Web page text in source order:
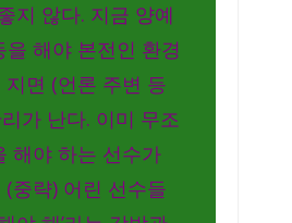
지 않다. 지금 양예
을 해야 본전인 환경
지면 (언론 주변 등
가 난다. 이미 무조
해야 하는 선수가
(중략) 어린 선수들